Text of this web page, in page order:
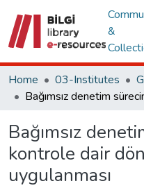
&
Home 03-Institutes
Bağımsız
kontrole dair
uygulanması